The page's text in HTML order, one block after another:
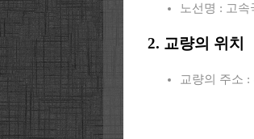
노선명 : 고속
2. 교량의 위치
교량의 주소 :